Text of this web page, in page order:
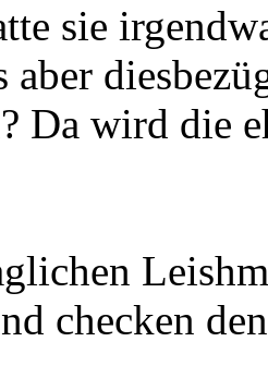
sie
aber
Da wird die
checken